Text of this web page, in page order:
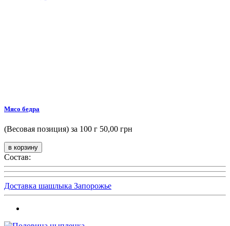
Мясо бедра
(Весовая позиция) за 100 г 50,00 грн
Состав:
Доставка шашлыка Запорожье